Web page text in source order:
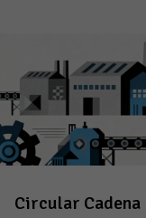
Circular Cadena